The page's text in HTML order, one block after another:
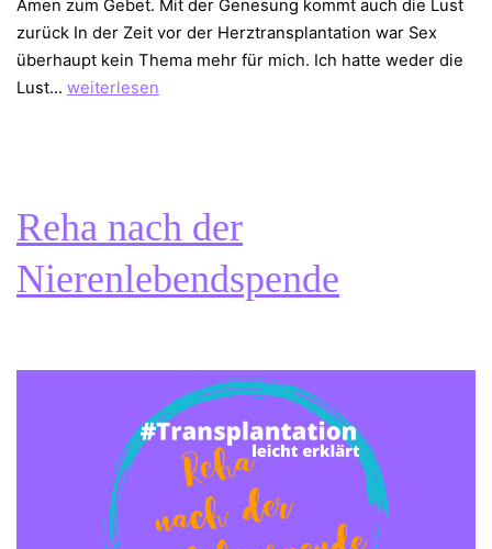
Amen zum Gebet. Mit der Genesung kommt auch die Lust
zurück In der Zeit vor der Herztransplantation war Sex
überhaupt kein Thema mehr für mich. Ich hatte weder die
Lust… Sex,
weiterlesen
Reha nach der
Nierenlebendspende